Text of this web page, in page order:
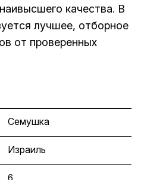
качества. В
лучшее, отборное
от проверенных
Семушка
Израиль